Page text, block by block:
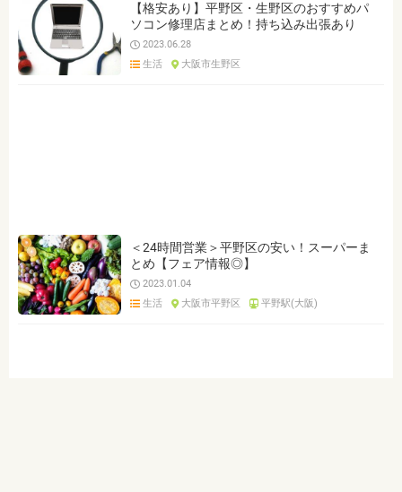
【格安あり】平野区・生野区のおすすめパ
ソコン修理店まとめ！持ち込み出張あり
2023.06.28
生活
大阪市生野区
＜24時間営業＞平野区の安い！スーパーま
とめ【フェア情報◎】
2023.01.04
生活
大阪市平野区 平野駅(大阪)